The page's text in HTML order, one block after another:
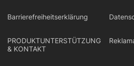
Barrierefreiheitserklärung
PRODUKTUNTERSTÜTZUNG
& KONTAKT